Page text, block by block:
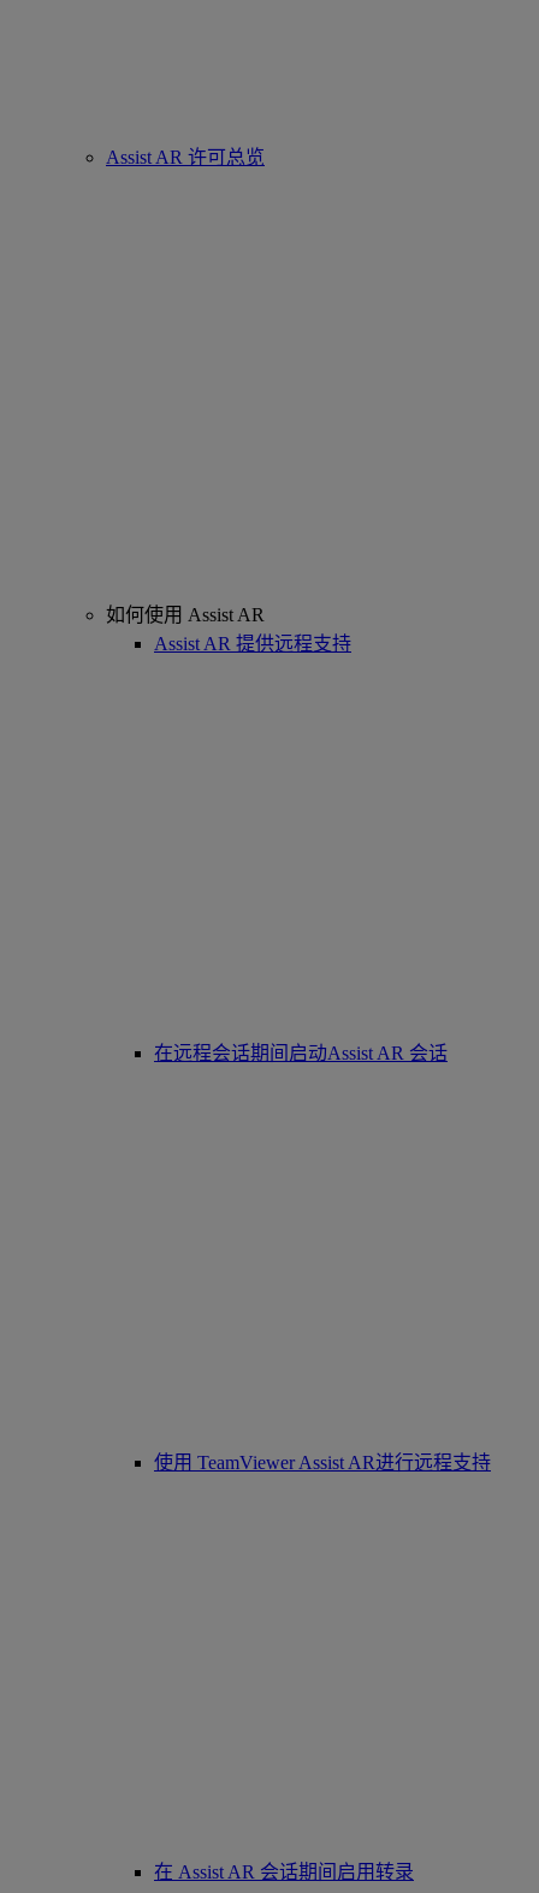
Assist AR 许可总览
如何使用 Assist AR
Assist AR 提供远程支持
在远程会话期间启动Assist AR 会话
使用 TeamViewer Assist AR进行远程支持
在 Assist AR 会话期间启用转录